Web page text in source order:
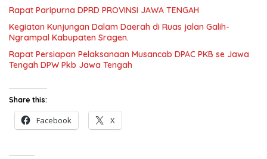
Rapat Paripurna DPRD PROVINSI JAWA TENGAH
Kegiatan Kunjungan Dalam Daerah di Ruas jalan Galih-
Ngrampal Kabupaten Sragen.
Rapat Persiapan Pelaksanaan Musancab DPAC PKB se Jawa
Tengah DPW Pkb Jawa Tengah
Share this:
Facebook X